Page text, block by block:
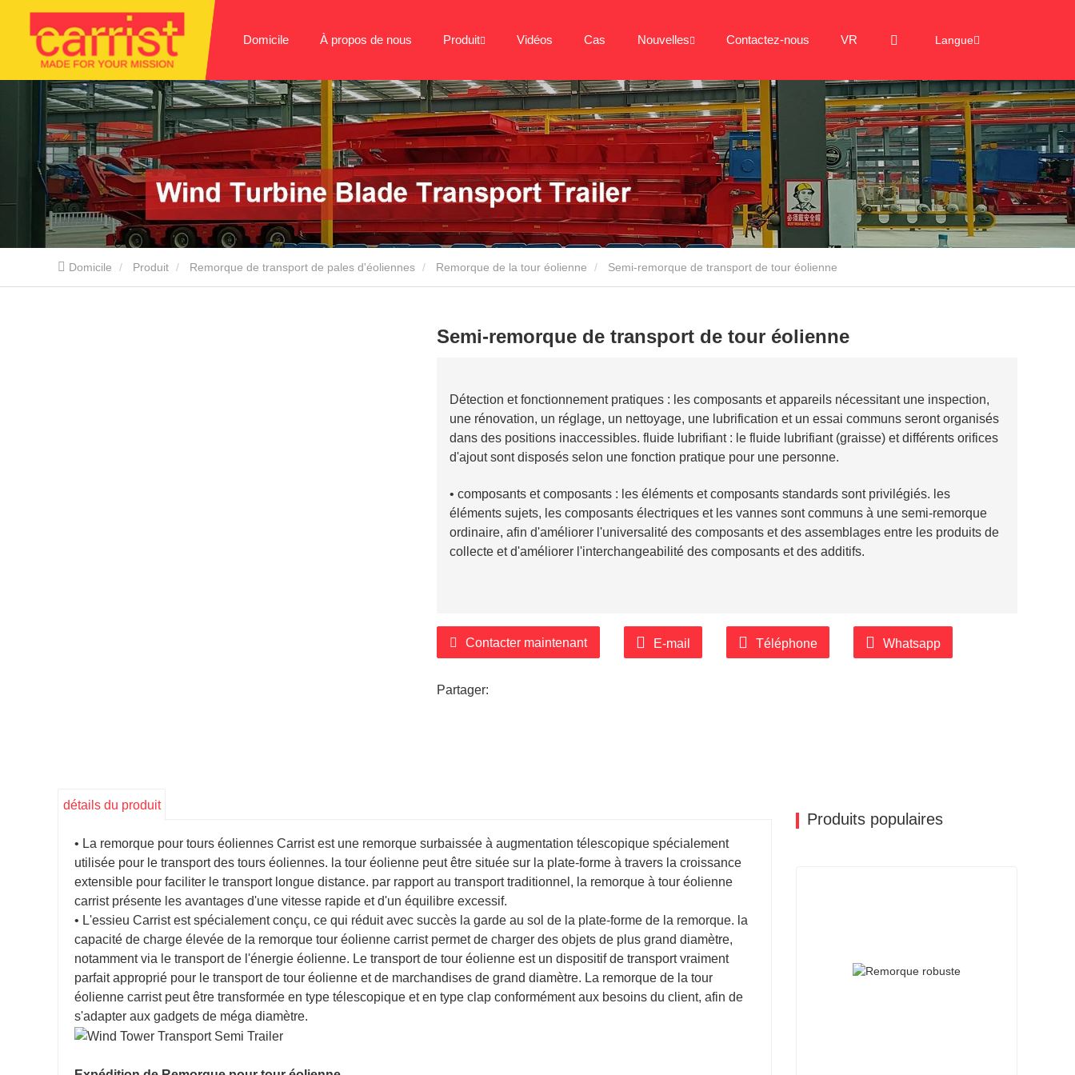
Domicile À propos de nous Produit Vidéos Cas Nouvelles Contactez-nous VR Langue
Domicile Produit Remorque de transport de pales d'éoliennes Remorque de la tour éolienne Semi-remorque de transport de tour éolienne
Semi-remorque de transport de tour éolienne
Détection et fonctionnement pratiques : les composants et appareils nécessitant une inspection,
une rénovation, un réglage, un nettoyage, une lubrification et un essai communs seront organisés
dans des positions inaccessibles. fluide lubrifiant : le fluide lubrifiant (graisse) et différents orifices
d'ajout sont disposés selon une fonction pratique pour une personne.
• composants et composants : les éléments et composants standards sont privilégiés. les
éléments sujets, les composants électriques et les vannes sont communs à une semi-remorque
ordinaire, afin d'améliorer l'universalité des composants et des assemblages entre les produits de
collecte et d'améliorer l'interchangeabilité des composants et des additifs.
Contacter maintenant E-mail Téléphone Whatsapp
Partager:
détails du produit
• La remorque pour tours éoliennes Carrist est une remorque surbaissée à augmentation télescopique spécialement
utilisée pour le transport des tours éoliennes. la tour éolienne peut être située sur la plate-forme à travers la croissance
extensible pour faciliter le transport longue distance. par rapport au transport traditionnel, la remorque à tour éolienne
carrist présente les avantages d'une vitesse rapide et d'un équilibre excessif.
• L'essieu Carrist est spécialement conçu, ce qui réduit avec succès la garde au sol de la plate-forme de la remorque. la
capacité de charge élevée de la remorque tour éolienne carrist permet de charger des objets de plus grand diamètre,
notamment via le transport de l'énergie éolienne. Le transport de tour éolienne est un dispositif de transport vraiment
parfait approprié pour le transport de tour éolienne et de marchandises de grand diamètre. La remorque de la tour
éolienne carrist peut être transformée en type télescopique et en type clap conformément aux besoins du client, afin de
s'adapter aux gadgets de méga diamètre.
Produits populaires